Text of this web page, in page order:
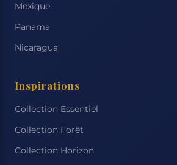
Mexique
Panama
Nicaragua
Inspirations
Collection Essentiel
Collection Forêt
Collection Horizon